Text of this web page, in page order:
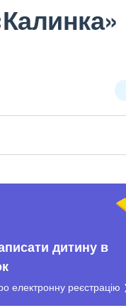
дитину в
електронну реєстрацію